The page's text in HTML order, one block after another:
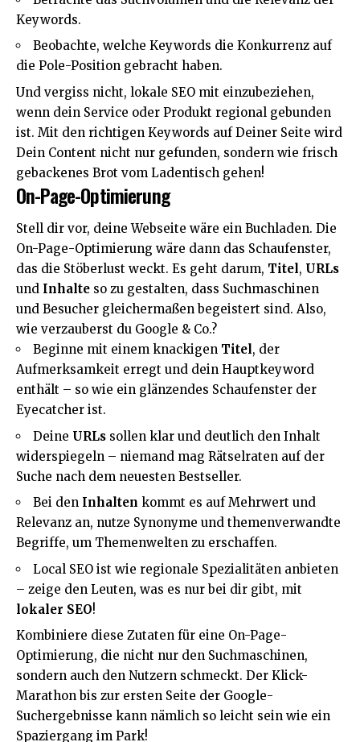
Keywords.
Beobachte, welche Keywords die Konkurrenz auf
die Pole-Position gebracht haben.
Und vergiss nicht, lokale SEO mit einzubeziehen,
wenn dein Service oder Produkt regional gebunden
ist. Mit den richtigen Keywords auf Deiner Seite wird
Dein Content nicht nur gefunden, sondern wie frisch
gebackenes Brot vom Ladentisch gehen!
On-Page-Optimierung
Stell dir vor, deine Webseite wäre ein Buchladen. Die
On-Page-Optimierung wäre dann das Schaufenster,
das die Stöberlust weckt. Es geht darum, Titel, URLs
und Inhalte so zu gestalten, dass Suchmaschinen
und Besucher gleichermaßen begeistert sind. Also,
wie verzauberst du Google & Co.?
Beginne mit einem knackigen Titel, der
Aufmerksamkeit erregt und dein Hauptkeyword
enthält – so wie ein glänzendes Schaufenster der
Eyecatcher ist.
Deine URLs sollen klar und deutlich den Inhalt
widerspiegeln – niemand mag Rätselraten auf der
Suche nach dem neuesten Bestseller.
Bei den Inhalten kommt es auf Mehrwert und
Relevanz an, nutze Synonyme und themenverwandte
Begriffe, um Themenwelten zu erschaffen.
Local SEO ist wie regionale Spezialitäten anbieten
– zeige den Leuten, was es nur bei dir gibt, mit
lokaler SEO!
Kombiniere diese Zutaten für eine On-Page-
Optimierung, die nicht nur den Suchmaschinen,
sondern auch den Nutzern schmeckt. Der Klick-
Marathon bis zur ersten Seite der Google-
Suchergebnisse kann nämlich so leicht sein wie ein
Spaziergang im Park!